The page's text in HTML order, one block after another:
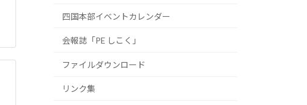
四国本部イベントカレンダー
会報誌「PE しこく」
ファイルダウンロード
リンク集